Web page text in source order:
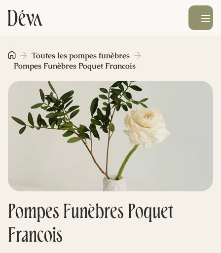
Obsèques
Prévoyance
Monument funéraire
Livraison de fleurs
Blog
Ouvrir le
Pompes Funèbres Poquet
Francois
Toutes les pompes funèbres
Pompes Funèbres Poquet Francois